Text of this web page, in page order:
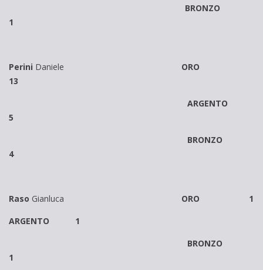
BRONZO
1
Perini Daniele ORO
13
ARGENTO
5
BRONZO
4
Raso Gianluca ORO 1
ARGENTO 1
BRONZO
1